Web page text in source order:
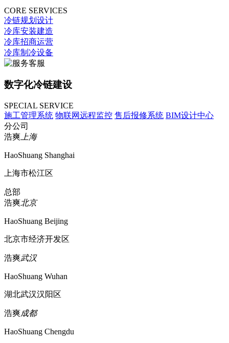
CORE SERVICES
冷链规划设计
冷库安装建造
冷库招商运营
冷库制冷设备
数字化冷链建设
SPECIAL SERVICE
施工管理系统 物联网远程监控 售后报修系统 BIM设计中心
分公司
浩爽 上海
HaoShuang Shanghai
上海市松江区
总部
浩爽北京
HaoShuang Beijing
北京市经济开发区
浩爽武汉
HaoShuang Wuhan
湖北武汉汉阳区
浩爽成都
HaoShuang Chengdu